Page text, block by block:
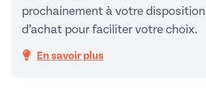
prochainement à votre
d’achat pour faciliter votre choix.
En savoir plus